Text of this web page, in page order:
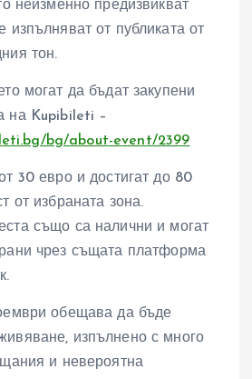
неизменно предизвикват
изпълняват от публиката от
тон.
могат да бъдат закупени
на Kupibileti –
bg/about-event/2399
30 евро и достигат до 80
от избраната зона.
също са налични и могат
чрез същата платформа
обещава да бъде
изпълнено с много
и невероятна